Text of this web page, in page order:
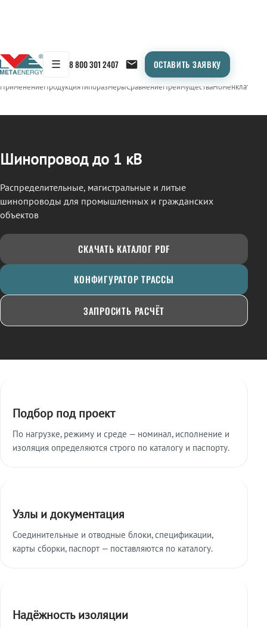
☰ 8 800 301 2407 ОСТАВИТЬ ЗАЯВКУ
← Продукция/ШИНОПРОВОД
ПрименениеПродукцияТипоразмерыСравнениеПреимуществаНоменклатура
Шинопровод до 1 кВ
Распределительные, магистральные и литые
шинопроводы для промышленных и гражданских
объектов
СКАЧАТЬ КАТАЛОГ PDF
КОНФИГУРАТОР ТРАССЫ
ЗАПРОСИТЬ РАСЧЁТ
Подбор под проект
По нагрузке, режиму и среде — номинал, исполнение и
изоляция определяются строго по каталогу и паспорту.
Узлы и документация
Соединительные и отводные блоки, спецификации,
карты сборки, паспорт — поставляются по каталогу.
Надёжность изоляции